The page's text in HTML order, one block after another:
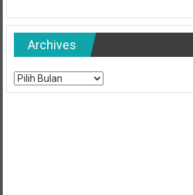
Archives
Archives